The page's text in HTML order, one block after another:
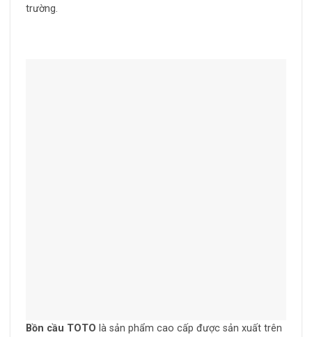
trường.
Bồn cầu TOTO là sản phẩm cao cấp được sản xuất trên